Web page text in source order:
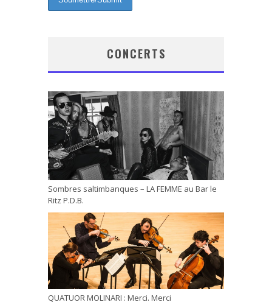
CONCERTS
Sombres saltimbanques – LA FEMME au Bar le
Ritz P.D.B.
QUATUOR MOLINARI : Merci. Merci